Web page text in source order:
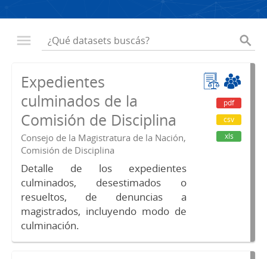
Expedientes
culminados de la
Comisión de Disciplina
Consejo de la Magistratura de la Nación,
Comisión de Disciplina
Detalle de los expedientes
culminados, desestimados o
resueltos, de denuncias a
magistrados, incluyendo modo de
culminación.
pdf
csv
xls